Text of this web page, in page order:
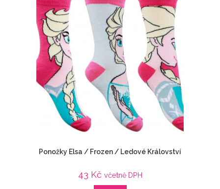
Ponožky Elsa / Frozen / Ledové Království
43 Kč včetně DPH